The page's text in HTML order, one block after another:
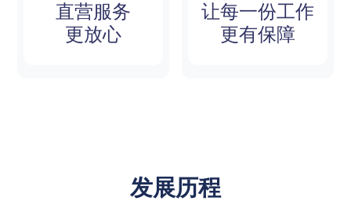
直营服务
更放心
让每一份工作
更有保障
发展历程